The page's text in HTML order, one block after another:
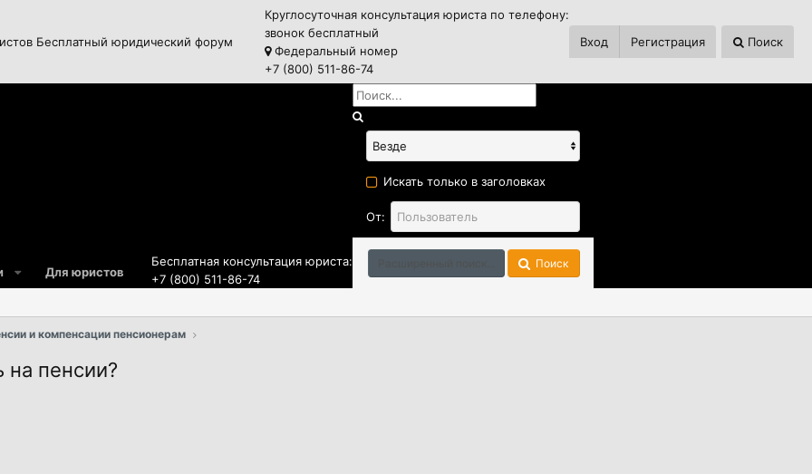
Бесплатный юридический форум
Круглосуточная консультация юриста по телефону:
звонок бесплатный
Федеральный номер
+7 (800) 511-86-74
Вход Регистрация Поиск
Для юристов
Бесплатная консультация юриста:
+7 (800) 511-86-74
Искать только в заголовках
От:
Поиск
и компенсации пенсионерам
пенсии?